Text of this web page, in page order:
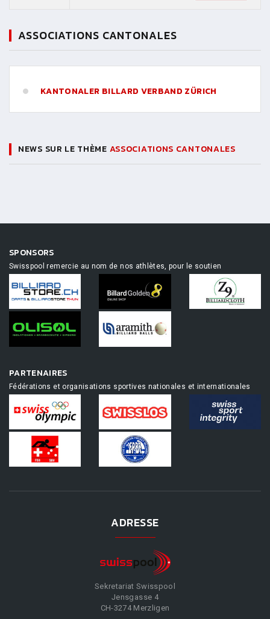
ASSOCIATIONS CANTONALES
KANTONALER BILLARD VERBAND ZÜRICH
NEWS SUR LE THÈME ASSOCIATIONS CANTONALES
SPONSORS
Swisspool remercie au nom de nos athlètes, pour le soutien
PARTENAIRES
Fédérations et organisations sportives nationales et internationales
ADRESSE
Sekretariat Swisspool
Jensgasse 4
CH-3274 Merzligen